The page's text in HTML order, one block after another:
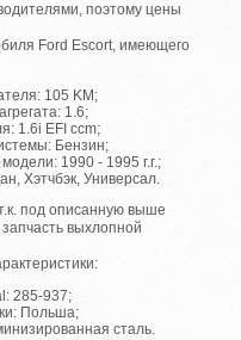
поэтому цены
Ford Escort, имеющего
105 KM;
1.6;
1.6i EFI ccm;
Бензин;
1990 - 1995 г.г.;
Хэтчбэк, Универсал.
под описанную выше
выхлопной
285-937;
Польша;
сталь.